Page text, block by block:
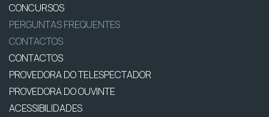
CONCURSOS
PERGUNTAS FREQUENTES
CONTACTOS
CONTACTOS
PROVEDORA DO TELESPECTADOR
PROVEDORA DO OUVINTE
ACESSIBILIDADES